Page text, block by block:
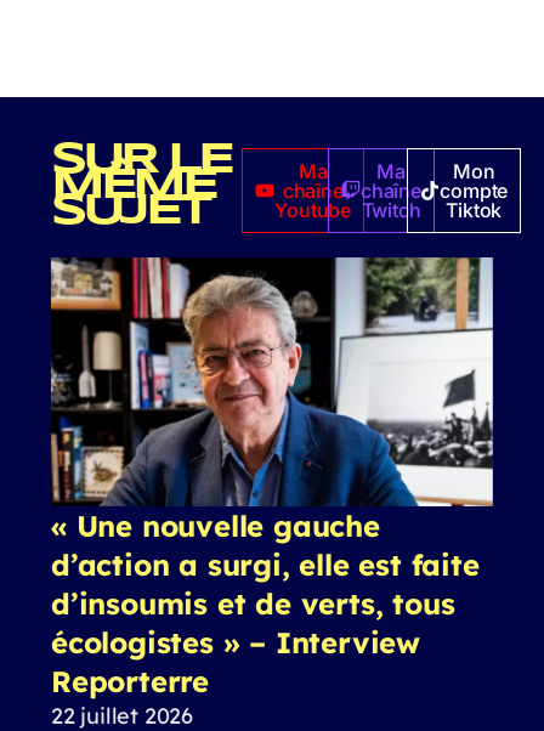
SUR LE
MÊME
SUJET
Ma
chaîne
Youtube
Ma
chaîne
Twitch
Mon
compte
Tiktok
« Une nouvelle gauche
d’action a surgi, elle est faite
d’insoumis et de verts, tous
écologistes » – Interview
Reporterre
22 juillet 2026